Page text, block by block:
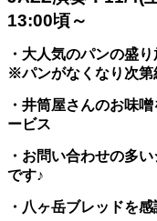
13:00頃～
・大人気のパンの盛
※パンがなくなり次第
・井筒屋さんのお味
ービス
・お問い合わせの多
です♪
・八ヶ岳ブレッドを